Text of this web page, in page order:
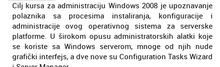
Cilj kursa za administraciju Windows 2008 je upoznavanje
polaznika sa procesima instaliranja, konfiguracije i
administracije ovog operativnog sistema za serverske
platforme. U širokom opusu administratorskih alatki koje
se koriste sa Windows serverom, mnoge od njih nude
grafički interfejs, a dve nove su Configuration Tasks Wizard